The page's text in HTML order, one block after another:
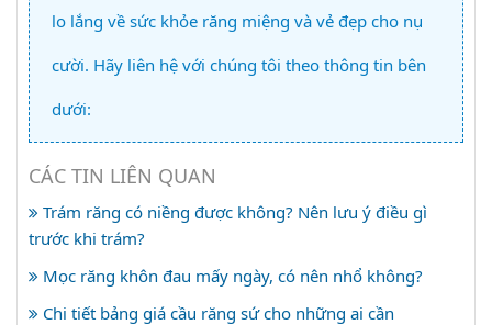
lo lắng về sức khỏe răng miệng và vẻ đẹp cho nụ
cười. Hãy liên hệ với chúng tôi theo thông tin bên
dưới:
CÁC TIN LIÊN QUAN
Trám răng có niềng được không? Nên lưu ý điều gì
trước khi trám?
Mọc răng khôn đau mấy ngày, có nên nhổ không?
Chi tiết bảng giá cầu răng sứ cho những ai cần